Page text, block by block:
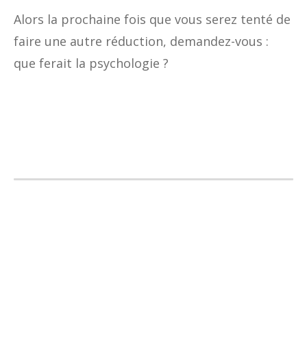
Alors la prochaine fois que vous serez tenté de
faire une autre réduction, demandez-vous :
que ferait la psychologie ?